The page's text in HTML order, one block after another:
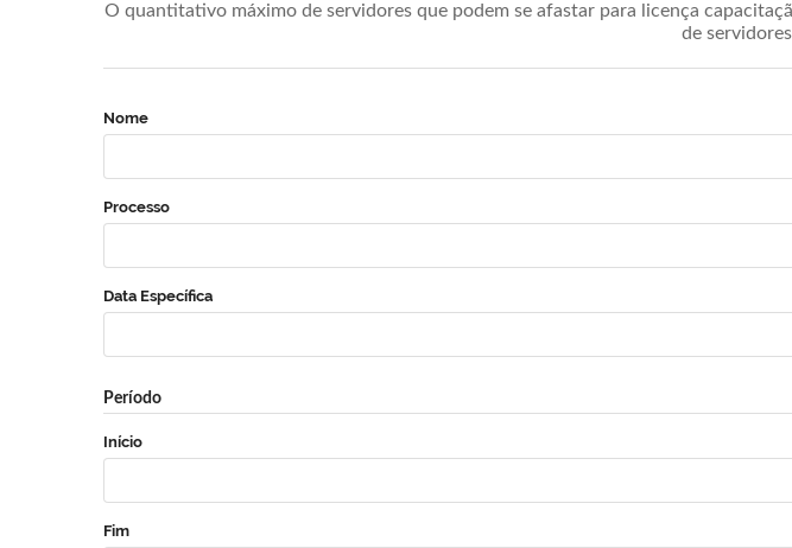
O quantitativo máximo de servidores que podem se afastar para licença
de
Nome
Processo
Data Específica
Período
Início
Fim